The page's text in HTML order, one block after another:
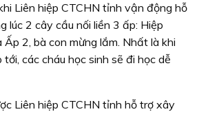
Liên hiệp CTCHN tỉnh vận động hỗ
lúc 2 cây cầu nối liền 3 ấp: Hiệp
2, bà con mừng lắm. Nhất là khi
các cháu học sinh sẽ đi học dễ
Liên hiệp CTCHN tỉnh hỗ trợ xây